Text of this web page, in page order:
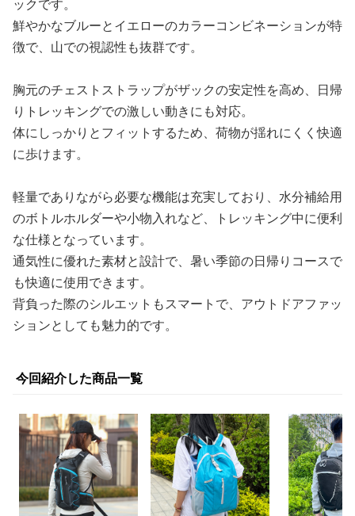
ックです。
鮮やかなブルーとイエローのカラーコンビネーションが特
徴で、山での視認性も抜群です。
胸元のチェストストラップがザックの安定性を高め、日帰
りトレッキングでの激しい動きにも対応。
体にしっかりとフィットするため、荷物が揺れにくく快適
に歩けます。
軽量でありながら必要な機能は充実しており、水分補給用
のボトルホルダーや小物入れなど、トレッキング中に便利
な仕様となっています。
通気性に優れた素材と設計で、暑い季節の日帰りコースで
も快適に使用できます。
背負った際のシルエットもスマートで、アウトドアファッ
ションとしても魅力的です。
今回紹介した商品一覧